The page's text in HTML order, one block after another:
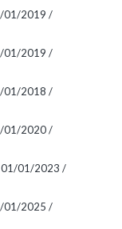
01/2019 /
01/2019 /
01/2018 /
01/2020 /
01/01/2023 /
01/2025 /